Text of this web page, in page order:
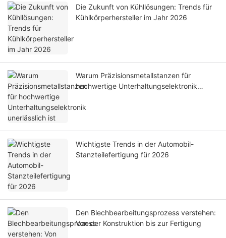
Die Zukunft von Kühllösungen: Trends für
Kühlkörperhersteller im Jahr 2026
Warum Präzisionsmetallstanzen für
hochwertige Unterhaltungselektronik
Wichtigste Trends in der Automobil-
Stanzteilefertigung für 2026
Den Blechbearbeitungsprozess verstehen:
Von der Konstruktion bis zur Fertigung